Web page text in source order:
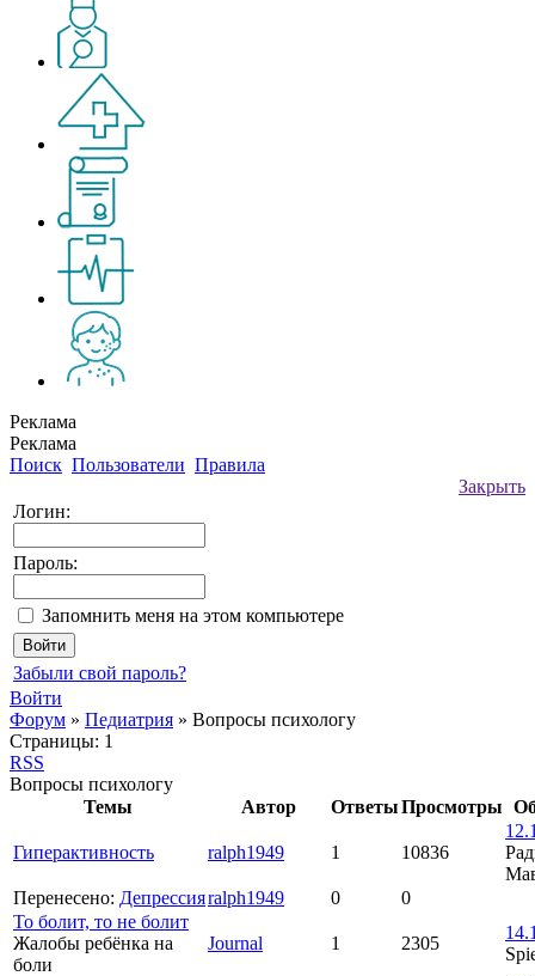
Реклама
Реклама
Поиск Пользователи Правила
Закрыть
Логин:
Пароль:
Запомнить меня на этом компьютере
Забыли свой пароль?
Войти
Форум » Педиатрия » Вопросы психологу
Страницы: 1
RSS
Вопросы психологу
Темы
Автор ОтветыПросмотры
Гиперактивность ralph1949 1 10836
Перенесено: Депрессияralph1949 0
0
То болит, то не болит
Жалобы ребёнка на
боли
Journal 1 2305